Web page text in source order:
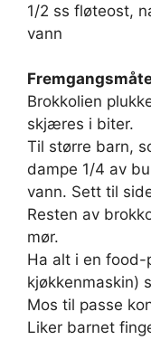
1/2 ss fløteost,
vann
Brokkolien
skjæres i biter.
Til større barn,
dampe 1/4 av
vann. Sett til
Resten av
mør.
Ha alt i en food-
kjøkkenmaskin)
Mos til passe
Liker barnet